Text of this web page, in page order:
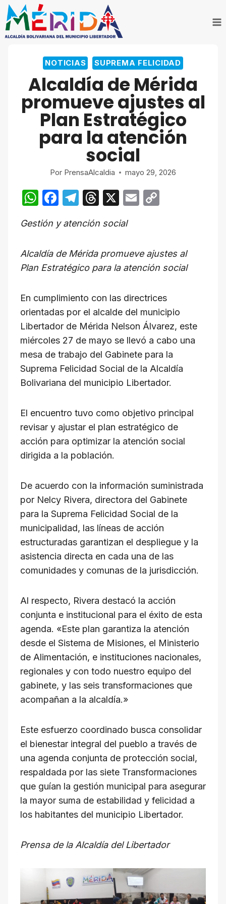
Saltar
contenido
NOTICIAS SUPREMA FELICIDAD
Alcaldía de Mérida
promueve ajustes al
Plan Estratégico
para la atención
social
Por PrensaAlcaldia mayo 29, 2026
W
at
s
A
p
F
c
e
b
o
o
k
T
e
gr
a
m
T
e
d
s
X
E
y
Li
n
k
Gestión y atención social
Alcaldía de Mérida promueve ajustes al
Plan Estratégico para la atención social
En cumplimiento con las directrices
orientadas por el alcalde del municipio
Libertador de Mérida Nelson Álvarez, este
miércoles 27 de mayo se llevó a cabo una
mesa de trabajo del Gabinete para la
Suprema Felicidad Social de la Alcaldía
Bolivariana del municipio Libertador.
El encuentro tuvo como objetivo principal
revisar y ajustar el plan estratégico de
acción para optimizar la atención social
dirigida a la población.
De acuerdo con la información suministrada
por Nelcy Rivera, directora del Gabinete
para la Suprema Felicidad Social de la
municipalidad, las líneas de acción
estructuradas garantizan el despliegue y la
asistencia directa en cada una de las
comunidades y comunas de la jurisdicción.
Al respecto, Rivera destacó la acción
conjunta e institucional para el éxito de esta
agenda. «Este plan garantiza la atención
desde el Sistema de Misiones, el Ministerio
de Alimentación, e instituciones nacionales,
regionales y con todo nuestro equipo del
gabinete, y las seis transformaciones que
acompañan a la alcaldía.»
Este esfuerzo coordinado busca consolidar
el bienestar integral del pueblo a través de
una agenda conjunta de protección social,
respaldada por las siete Transformaciones
que guían la gestión municipal para asegurar
la mayor suma de estabilidad y felicidad a
los habitantes del municipio Libertador.
Prensa de la Alcaldía del Libertador